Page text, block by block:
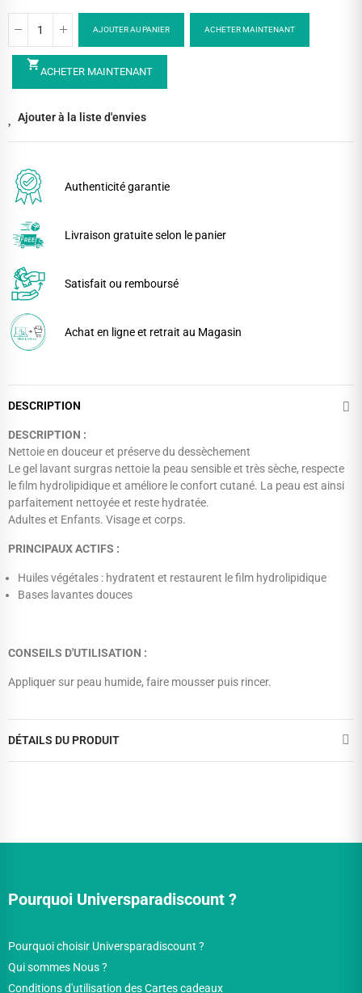
AJOUTER AU PANIER ACHETER MAINTENANT
shopping_cartACHETER MAINTENANT
Ajouter à la liste d'envies
Authenticité garantie
Livraison gratuite selon le panier
Satisfait ou remboursé
Achat en ligne et retrait au Magasin
DESCRIPTION
DESCRIPTION :
Nettoie en douceur et préserve du dessèchement
Le gel lavant surgras nettoie la peau sensible et très sèche, respecte
le film hydrolipidique et améliore le confort cutané. La peau est ainsi
parfaitement nettoyée et reste hydratée.
Adultes et Enfants. Visage et corps.
PRINCIPAUX ACTIFS :
Huiles végétales : hydratent et restaurent le film hydrolipidique
Bases lavantes douces
CONSEILS D'UTILISATION :
Appliquer sur peau humide, faire mousser puis rincer.
DÉTAILS DU PRODUIT
Pourquoi Universparadiscount ?
Pourquoi choisir Universparadiscount ?
Qui sommes Nous ?
Conditions d'utilisation des Cartes cadeaux